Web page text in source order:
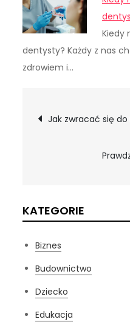
Kiedy
dentysty? Każdy z nas
zdrowiem i…
wpisu
Jak zwracać się
KATEGORIE
Biznes
Budownictwo
Dziecko
Edukacja